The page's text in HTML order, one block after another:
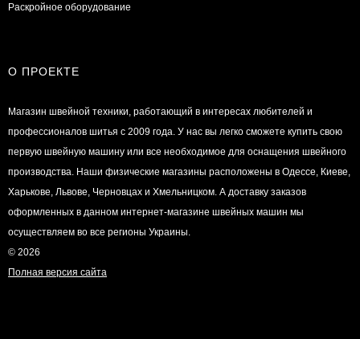
Раскройное оборудование
О ПРОЕКТЕ
Магазин швейной техники, работающий в интересах любителей и
профессионалов шитья с 2009 года. У нас вы легко сможете купить свою
первую швейную машину или все необходимое для оснащения швейного
производства. Наши физические магазины расположены в Одессе, Киеве,
Харькове, Львове, Черновцах и Хмельницком. А доставку заказов
оформленных в данном интернет-магазине швейных машин мы
осуществляем во все регионы Украины.
© 2026
Полная версия сайта